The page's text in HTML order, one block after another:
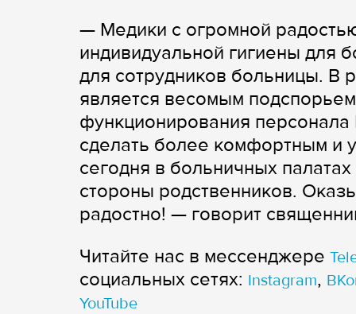
— Медики с огромной
индивидуальной гигиены для
для сотрудников больницы. В
является весомым
функционирования
сделать более комфортным и
сегодня в больничных
стороны родственников.
радостно! — говорит
Читайте нас в мессенджере
cоциальных сетях: Instagram,
YouTube